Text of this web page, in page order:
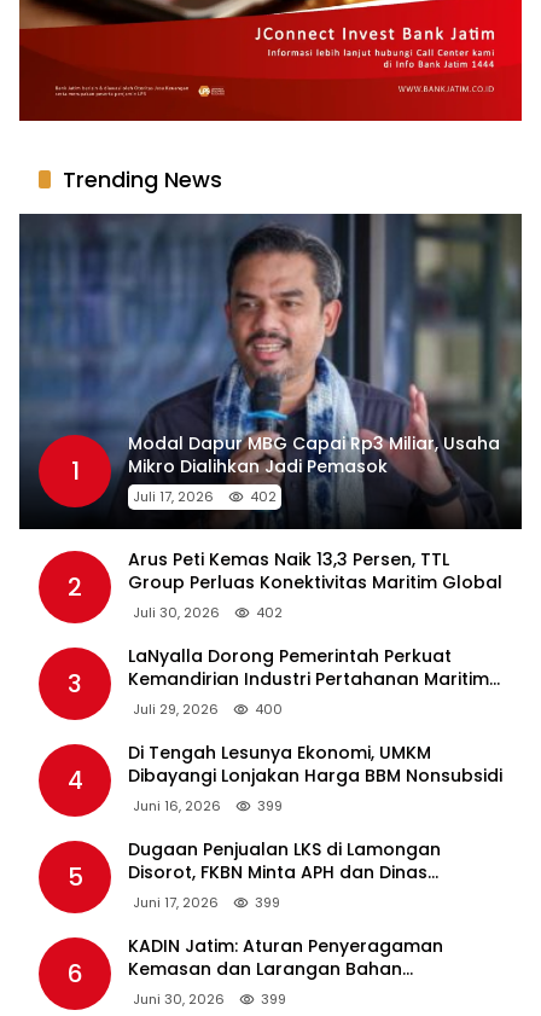
Trending News
1
Modal Dapur MBG Capai Rp3 Miliar, Usaha
Mikro Dialihkan Jadi Pemasok
Juli 17, 2026 402
2
Arus Peti Kemas Naik 13,3 Persen, TTL
Group Perluas Konektivitas Maritim Global
Juli 30, 2026 402
3
LaNyalla Dorong Pemerintah Perkuat
Kemandirian Industri Pertahanan Maritim
Lewat PT PAL
Juli 29, 2026 400
4
Di Tengah Lesunya Ekonomi, UMKM
Dibayangi Lonjakan Harga BBM Nonsubsidi
Juni 16, 2026 399
5
Dugaan Penjualan LKS di Lamongan
Disorot, FKBN Minta APH dan Dinas
Pendidikan Bertindak Tegas.
Juni 17, 2026 399
6
KADIN Jatim: Aturan Penyeragaman
Kemasan dan Larangan Bahan
Tambahan Berpotensi Ganggu Industri
Juni 30, 2026 399